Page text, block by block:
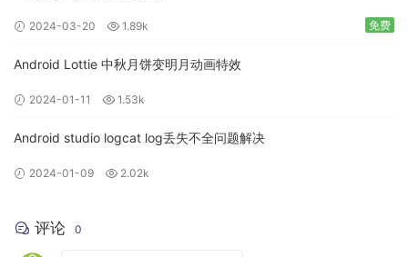
2024-03-20 1.89k 免费
Android Lottie 中秋月饼变明月动画特效
2024-01-11 1.53k
Android studio logcat log丢失不全问题解决
2024-01-09 2.02k
评论 0